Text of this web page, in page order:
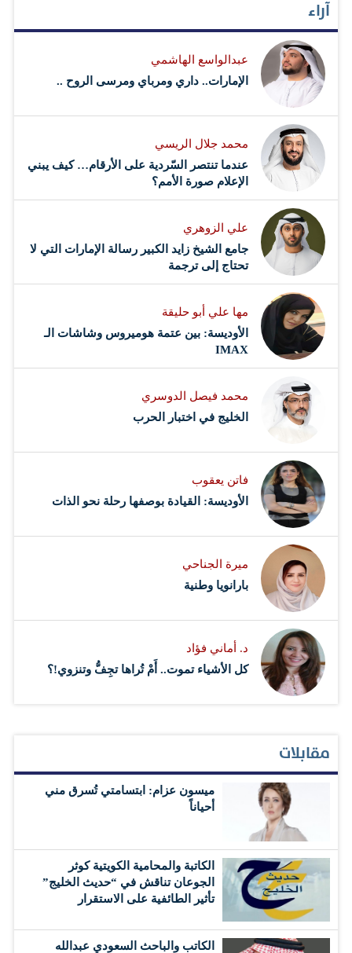
الثقافة الغذائية السائدة بإيطاليا وعزمهم على جعل إكسبو
يلعب دوراً إيجابياً في مناقشة القضايا التي تتعلق بتأمين غذاء
كاف وجيد وصحي ومستدام لكل البشرية . وقالت نوال
الحوسني مديرة إدارة الاستدامة بشركة مصدر: "إن الشركة
فخورة بدعم تصميم جناح الدولة بإكسبو ميلانو 2015"…
آراء
عبدالواسع الهاشمي
الإمارات.. داري ومرباي ومرسى الروح ..
محمد جلال الريسي
عندما تنتصر السّردية على الأرقام… كيف يبني
الإعلام صورة الأمم؟
علي الزوهري
جامع الشيخ زايد الكبير رسالة الإمارات التي لا
تحتاج إلى ترجمة
مها علي أبو حليقة
الأوديسة: بين عتمة هوميروس وشاشات الـ
IMAX
محمد فيصل الدوسري ​
‏الخليج في اختبار الحرب
فاتن يعقوب
الأوديسة: القيادة بوصفها رحلة نحو الذات
ميرة الجناحي
بارانويا وطنية
د. أماني فؤاد
كل الأشياء تموت.. أَمْ تُراها تجِفُّ وتنزوي!؟
مقابلات
ميسون عزام: ابتسامتي تُسرق مني
أحياناً
الكاتبة والمحامية الكويتية كوثر
الجوعان تناقش في “حديث الخليج”
تأثير الطائفية على الاستقرار
الكاتب والباحث السعودي عبدالله